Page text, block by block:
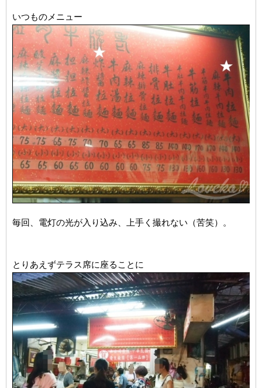
いつものメニュー
毎回、電灯の光が入り込み、上手く撮れない（苦笑）。
とりあえずテラス席に座ることに